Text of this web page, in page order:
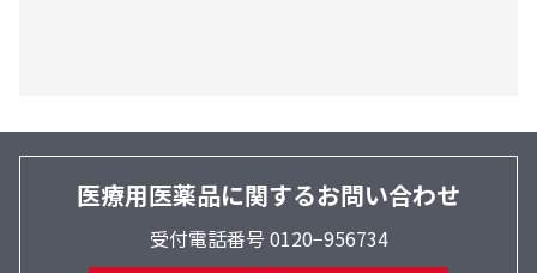
医療用医薬品に関するお問い合わせ
受付電話番号 0120−956734